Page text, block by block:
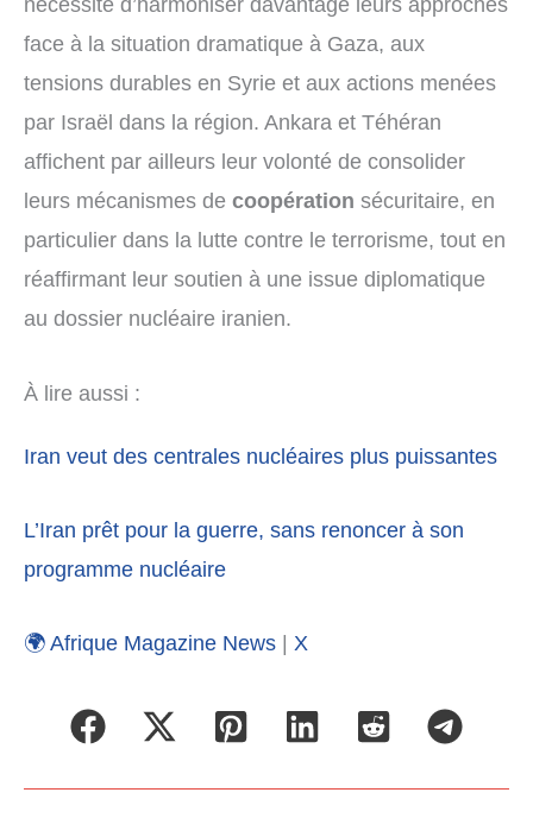
face à la situation dramatique à Gaza, aux
tensions durables en Syrie et aux actions menées
par Israël dans la région. Ankara et Téhéran
affichent par ailleurs leur volonté de consolider
leurs mécanismes de coopération sécuritaire, en
particulier dans la lutte contre le terrorisme, tout en
réaffirmant leur soutien à une issue diplomatique
au dossier nucléaire iranien.
À lire aussi :
Iran veut des centrales nucléaires plus puissantes
L’Iran prêt pour la guerre, sans renoncer à son
programme nucléaire
🌍 Afrique Magazine News | X